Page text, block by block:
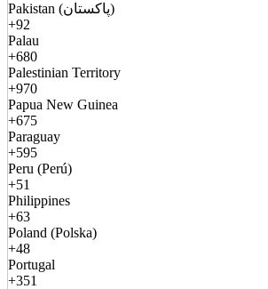
Pakistan (پاکستان)
+92
Palau
+680
Palestinian Territory
+970
Papua New Guinea
+675
Paraguay
+595
Peru (Perú)
+51
Philippines
+63
Poland (Polska)
+48
Portugal
+351